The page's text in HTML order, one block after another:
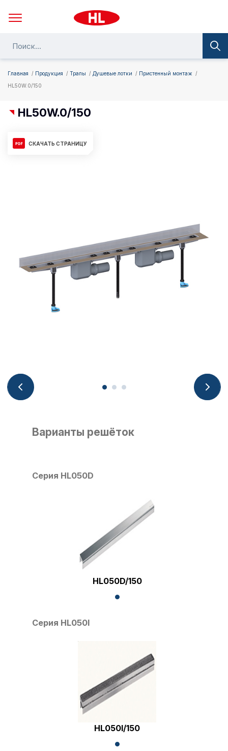
Главная Продукция Трапы Душевые лотки
Пристенный монтаж
HL50W.0/150
Варианты решёток
Серия HL050D
HL050D/150
Серия HL050I
HL050I/150
HL50W.0/150
СКАЧАТЬ СТРАНИЦУ